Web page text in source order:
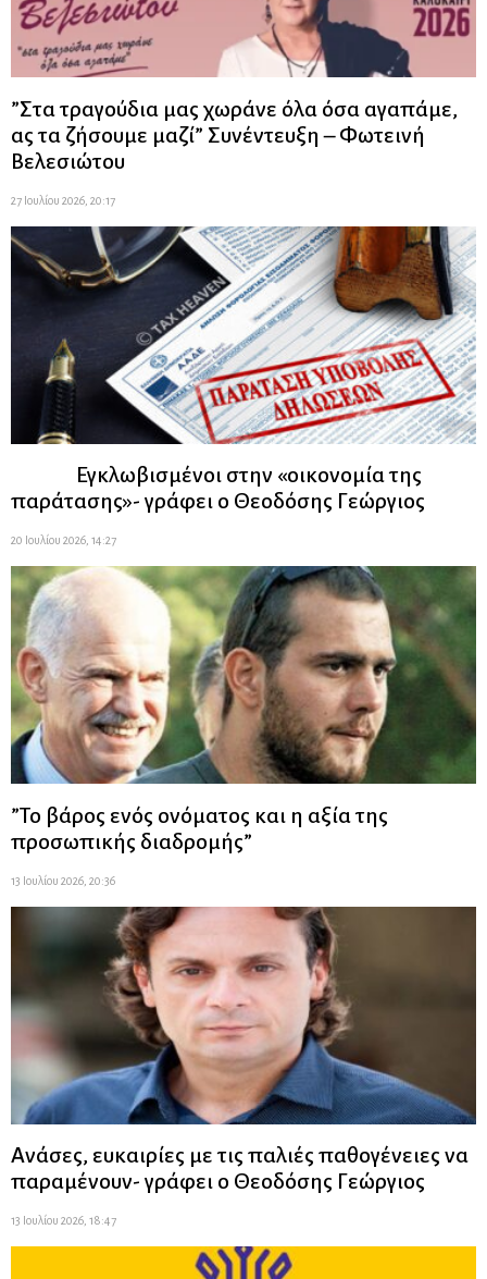
”Στα τραγούδια μας χωράνε όλα όσα αγαπάμε,
ας τα ζήσουμε μαζί” Συνέντευξη – Φωτεινή
Βελεσιώτου
27 Ιουλίου 2026, 20:17
Εγκλωβισμένοι στην «οικονομία της
παράτασης»- γράφει ο Θεοδόσης Γεώργιος
20 Ιουλίου 2026, 14:27
”Το βάρος ενός ονόματος και η αξία της
προσωπικής διαδρομής”
13 Ιουλίου 2026, 20:36
Ανάσες, ευκαιρίες με τις παλιές παθογένειες να
παραμένουν- γράφει ο Θεοδόσης Γεώργιος
13 Ιουλίου 2026, 18:47